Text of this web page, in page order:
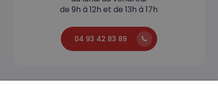
de 9h à 12h et de 13h à 17h
04 93 42 83 89